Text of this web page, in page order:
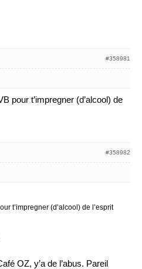
#358981
pour t’impregner (d’alcool) de
#358982
t’impregner (d’alcool) de l’esprit
OZ, y’a de l’abus. Pareil